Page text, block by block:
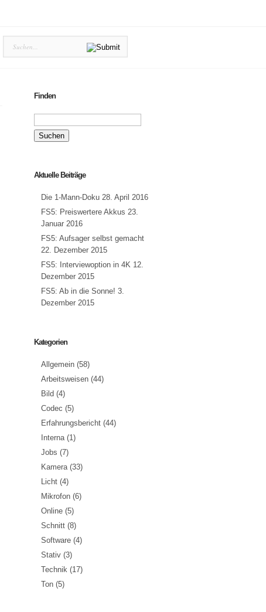
Finden
Suchen
nach:
Aktuelle Beiträge
Die 1-Mann-Doku 28. April 2016
FS5: Preiswertere Akkus 23.
Januar 2016
FS5: Aufsager selbst gemacht
22. Dezember 2015
FS5: Interviewoption in 4K 12.
Dezember 2015
FS5: Ab in die Sonne! 3.
Dezember 2015
Kategorien
Allgemein (58)
Arbeitsweisen (44)
Bild (4)
Codec (5)
Erfahrungsbericht (44)
Interna(1)
Jobs (7)
Kamera(33)
Licht (4)
Mikrofon (6)
Online (5)
Schnitt (8)
Software (4)
Stativ (3)
Technik (17)
Ton (5)